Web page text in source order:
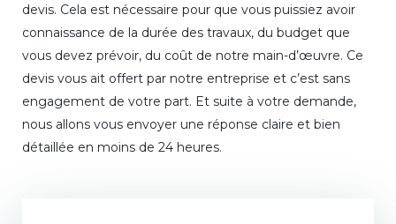
devis. Cela est nécessaire pour que vous puissiez avoir
connaissance de la durée des travaux, du budget que
vous devez prévoir, du coût de notre main-d’œuvre. Ce
devis vous ait offert par notre entreprise et c’est sans
engagement de votre part. Et suite à votre demande,
nous allons vous envoyer une réponse claire et bien
détaillée en moins de 24 heures.